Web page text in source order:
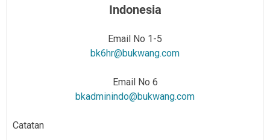
Indonesia
Email No 1-5
bk6hr@bukwang.com
Email No 6
bkadminindo@bukwang.com
Catatan